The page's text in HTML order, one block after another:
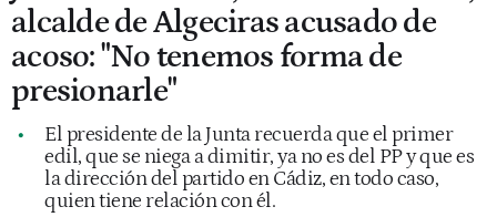
alcalde de Algeciras acusado de
acoso: "No tenemos forma de
presionarle"
El presidente de la Junta recuerda que el primer
edil, que se niega a dimitir, ya no es del PP y que es
la dirección del partido en Cádiz, en todo caso,
quien tiene relación con él.